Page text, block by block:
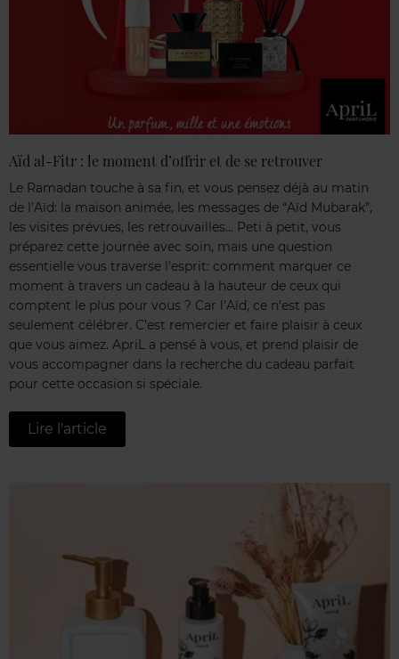
Aïd al-Fitr : le moment d’offrir et de se retrouver
Le Ramadan touche à sa fin, et vous pensez déjà au matin
de l’Aïd: la maison animée, les messages de “Aïd Mubarak”,
les visites prévues, les retrouvailles… Peti à petit, vous
préparez cette journée avec soin, mais une question
essentielle vous traverse l’esprit: comment marquer ce
moment à travers un cadeau à la hauteur de ceux qui
comptent le plus pour vous ? Car l’Aïd, ce n’est pas
seulement célébrer. C’est remercier et faire plaisir à ceux
que vous aimez. ApriL a pensé à vous, et prend plaisir de
vous accompagner dans la recherche du cadeau parfait
pour cette occasion si spéciale.
Lire l'article